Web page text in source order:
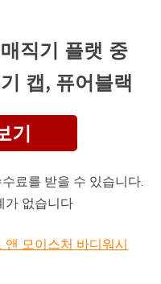
직기 플랫 중
캡, 퓨어블랙
기
료를 받을 수 있습니다.
가 없습니다
모이스처 바디워시